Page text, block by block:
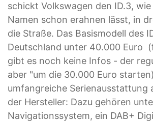
schickt Volkswagen den ID.3, wie
Namen schon erahnen lässt, in
die Straße. Das Basismodell des
Deutschland unter 40.000 Euro
gibt es noch keine Infos - der
aber "um die 30.000 Euro
umfangreiche Serienausstattung
der Hersteller: Dazu gehören
Navigationssystem, ein DAB+